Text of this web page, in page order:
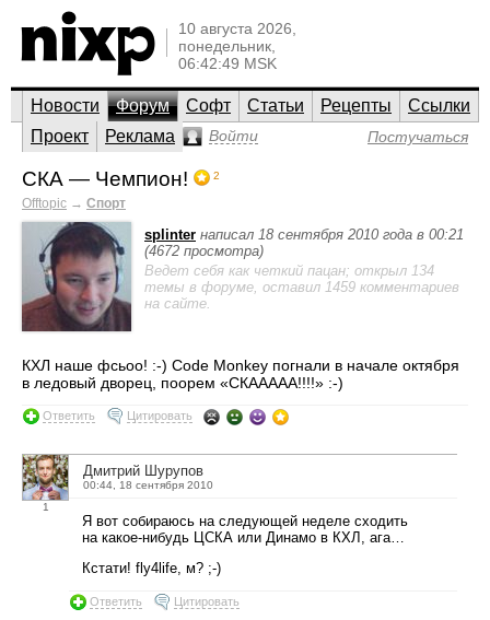
10 августа 2026,
понедельник,
06:42:49 MSK
Новости Форум Софт Статьи Рецепты
Ссылки
Проект
Реклама Войти Постучаться
СКА — Чемпион! 2
Offtopic → Спорт
splinter написал 18 сентября 2010 года в 00:21
(4672 просмотра)
Ведет себя как четкий пацан; открыл 134
темы в форуме, оставил 1459 комментариев
на сайте.
КХЛ наше фсьоо! :-) Code Monkey погнали в начале октября
в ледовый дворец, поорем «СКААААА!!!!» :-)
Ответить Цитировать
1
Дмитрий Шурупов
00:44, 18 сентября 2010
Я вот собираюсь на следующей неделе сходить
на какое-нибудь ЦСКА или Динамо в КХЛ, ага…
Кстати! fly4life, м? ;-)
Ответить Цитировать